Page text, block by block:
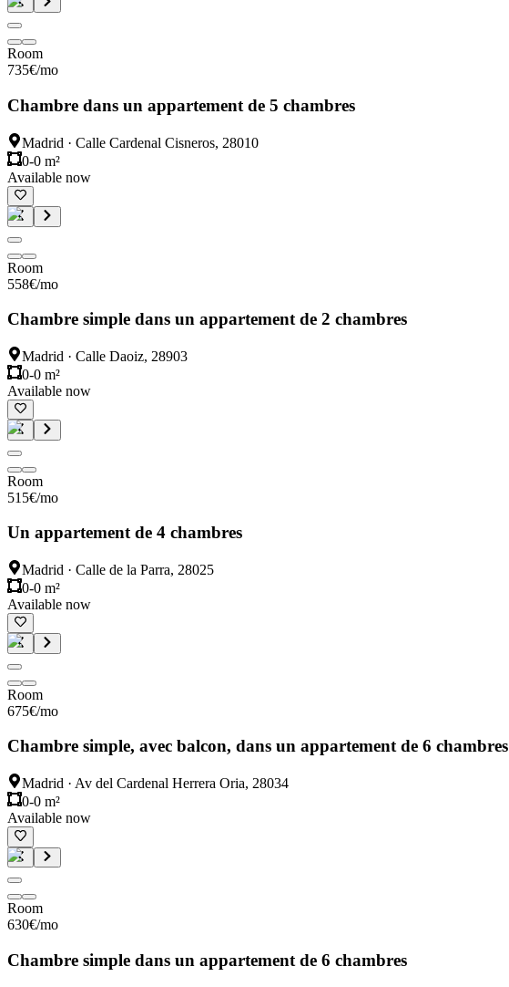
Room
735€/mo
Chambre dans un appartement de 5 chambres
Madrid · Calle Cardenal Cisneros, 28010
0-0 m²
Available now
Room
558€/mo
Chambre simple dans un appartement de 2 chambres
Madrid · Calle Daoiz, 28903
0-0 m²
Available now
Room
515€/mo
Un appartement de 4 chambres
Madrid · Calle de la Parra, 28025
0-0 m²
Available now
Room
675€/mo
Chambre simple, avec balcon, dans un appartement de 6 chambres
Madrid · Av del Cardenal Herrera Oria, 28034
0-0 m²
Available now
Room
630€/mo
Chambre simple dans un appartement de 6 chambres